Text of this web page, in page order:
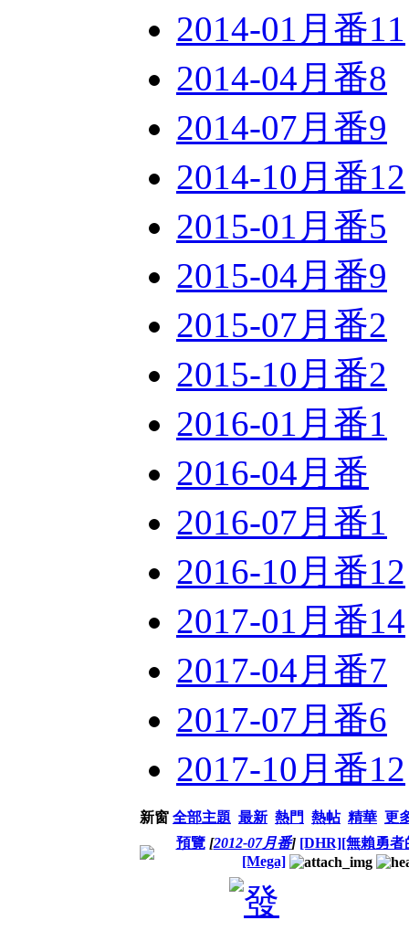
2014-01月番11
2014-04月番8
2014-07月番9
2014-10月番12
2015-01月番5
2015-04月番9
2015-07月番2
2015-10月番2
2016-01月番1
2016-04月番
2016-07月番1
2016-10月番12
2017-01月番14
2017-04月番7
2017-07月番6
2017-10月番12
新窗 全部主題 最新 熱門 熱帖 精華 更
預覽 [2012-07月番] [DHR][無賴勇者
[Mega]